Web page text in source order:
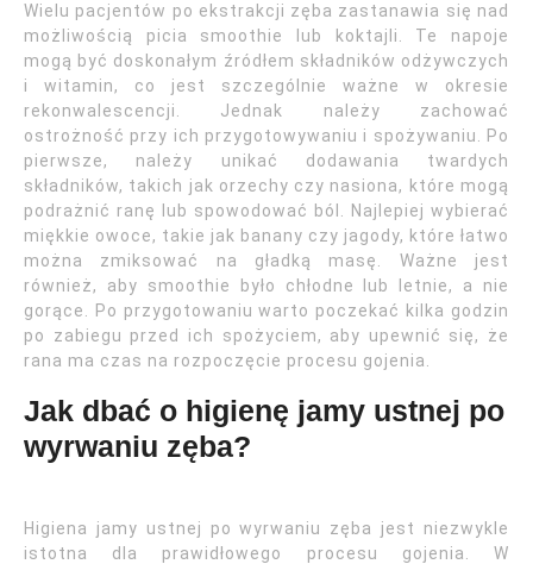
Wielu pacjentów po ekstrakcji zęba zastanawia się nad
możliwością picia smoothie lub koktajli. Te napoje
mogą być doskonałym źródłem składników odżywczych
i witamin, co jest szczególnie ważne w okresie
rekonwalescencji. Jednak należy zachować
ostrożność przy ich przygotowywaniu i spożywaniu. Po
pierwsze, należy unikać dodawania twardych
składników, takich jak orzechy czy nasiona, które mogą
podrażnić ranę lub spowodować ból. Najlepiej wybierać
miękkie owoce, takie jak banany czy jagody, które łatwo
można zmiksować na gładką masę. Ważne jest
również, aby smoothie było chłodne lub letnie, a nie
gorące. Po przygotowaniu warto poczekać kilka godzin
po zabiegu przed ich spożyciem, aby upewnić się, że
rana ma czas na rozpoczęcie procesu gojenia.
Jak dbać o higienę jamy ustnej po
wyrwaniu zęba?
Higiena jamy ustnej po wyrwaniu zęba jest niezwykle
istotna dla prawidłowego procesu gojenia. W